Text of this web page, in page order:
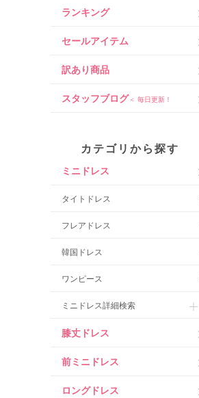
ランキング
セールアイテム
訳あり商品
スタッフブログ＜ 毎日更新！
カテゴリから探す
ミニドレス
タイトドレス
フレアドレス
韓国ドレス
ワンピース
ミニドレス詳細検索
膝丈ドレス
前ミニドレス
ロングドレス